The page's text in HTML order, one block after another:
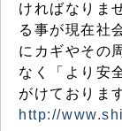
ければなりま
る事が現在社
にカギやその
なく「より安
がけておりま
http://